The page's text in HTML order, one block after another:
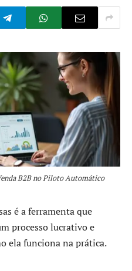
B2B no Piloto Automático
é a ferramenta que
processo lucrativo e
ela funciona na prática.